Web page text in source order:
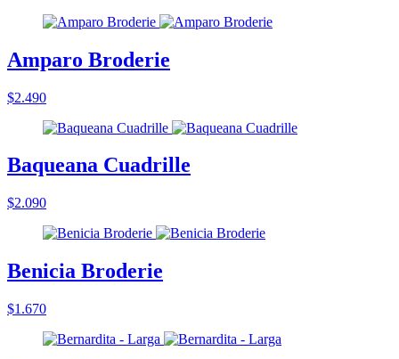
Amparo Broderie
$2.490
Baqueana Cuadrille
$2.090
Benicia Broderie
$1.670